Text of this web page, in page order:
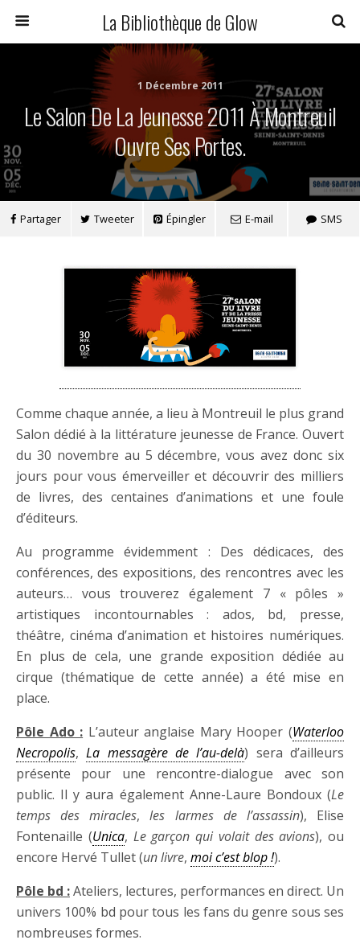
La Bibliothèque de Glow
1 Décembre 2011
Le Salon De La Jeunesse 2011 À Montreuil
Ouvre Ses Portes.
Partager Tweeter Épingler E-mail SMS
Comme chaque année, a lieu à Montreuil le plus grand
Salon dédié à la littérature jeunesse de France. Ouvert
du 30 novembre au 5 décembre, vous avez donc six
jours pour vous émerveiller et découvrir des milliers
de livres, des centaines d’animations et une foule
d’éditeurs.
Au programme évidemment : Des dédicaces, des
conférences, des expositions, des rencontres avec les
auteurs… vous trouverez également 7 « pôles »
artistiques incontournables : ados, bd, presse,
théâtre, cinéma d’animation et histoires numériques.
En plus de cela, une grande exposition dédiée au
cirque (thématique de cette année) a été mise en
place.
Pôle Ado : L’auteur anglaise Mary Hooper (Waterloo
Necropolis,La messagère de l’au-delà) sera d’ailleurs
présente pour une rencontre-dialogue avec son
public. Il y aura également Anne-Laure Bondoux (Le
temps des miracles,les larmes de l’assassin), Elise
Fontenaille (Unica, Le garçon qui volait des avions), ou
encore Hervé Tullet (un livre, moi c’est blop !).
Pôle bd :Ateliers, lectures, performances en direct. Un
univers 100% bd pour tous les fans du genre sous ses
nombreuses formes.